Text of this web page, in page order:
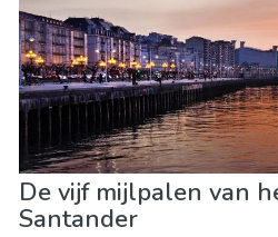
De vijf mijlpalen van
Santander